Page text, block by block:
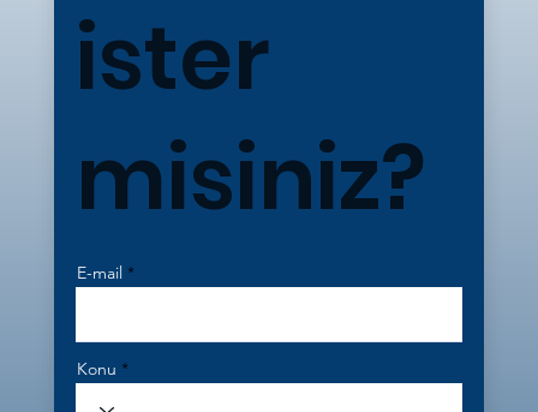
ister
misiniz?
E-mail
Konu